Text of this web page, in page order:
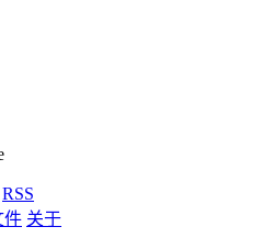
RSS
件 关于